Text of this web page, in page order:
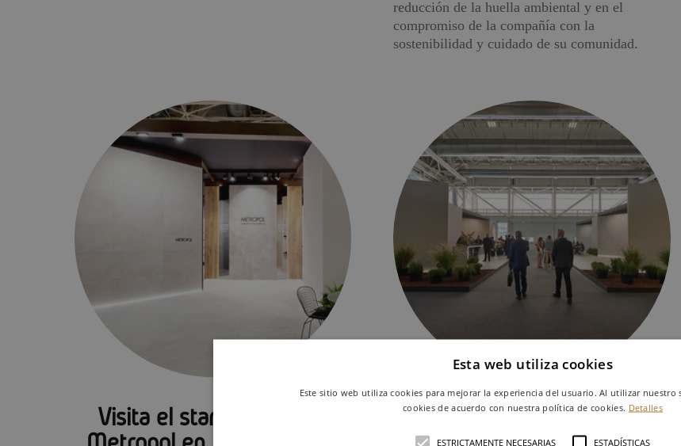
reducción de la huella ambiental y en el
compromiso de la compañía con la
sostenibilidad y cuidado de su comunidad.
Visita el stand virtual de
Keraben Grupo sorprende y
Esta web utiliza cookies
Este sitio web utiliza cookies para mejorar la experiencia del usuario. Al utilizar nuestro
cookies de acuerdo con nuestra política de cookies. Detalles
ESTRICTAMENTE NECESARIAS ESTADÍSTICAS